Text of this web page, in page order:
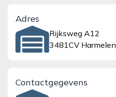
Adres
Rijksweg A12
3481CV Harmelen
Contactgegevens